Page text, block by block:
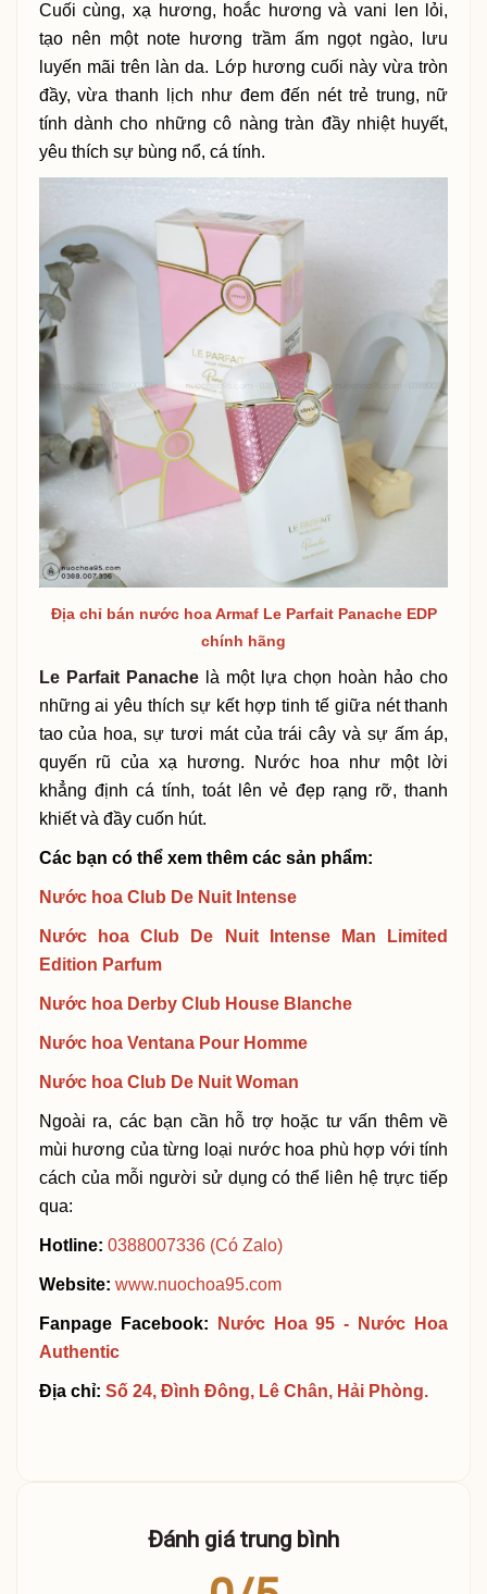
Cuối cùng, xạ hương, hoắc hương và vani len lỏi,
tạo nên một note hương trầm ấm ngọt ngào, lưu
luyến mãi trên làn da. Lớp hương cuối này vừa tròn
đầy, vừa thanh lịch như đem đến nét trẻ trung, nữ
tính dành cho những cô nàng tràn đầy nhiệt huyết,
yêu thích sự bùng nổ, cá tính.
Địa chỉ bán nước hoa Armaf Le Parfait Panache EDP
chính hãng
Le Parfait Panachelà một lựa chọn hoàn hảo cho
những ai yêu thích sự kết hợp tinh tế giữa nét thanh
tao của hoa, sự tươi mát của trái cây và sự ấm áp,
quyến rũ của xạ hương. Nước hoa như một lời
khẳng định cá tính, toát lên vẻ đẹp rạng rỡ, thanh
khiết và đầy cuốn hút.
Các bạn có thể xem thêm các sản phẩm:
Nước hoa Club De Nuit Intense
Nước hoa Club De Nuit Intense Man Limited
Edition Parfum
Nước hoa Derby Club House Blanche
Nước hoa Ventana Pour Homme
Nước hoa Club De Nuit Woman
Ngoài ra, các bạn cần hỗ trợ hoặc tư vấn thêm về
mùi hương của từng loại nước hoa phù hợp với tính
cách của mỗi người sử dụng có thể liên hệ trực tiếp
qua:
Hotline: 0388007336 (Có Zalo)
Website: www.nuochoa95.com
Fanpage Facebook:
Nước Hoa 95 - Nước Hoa
Authentic
Địa chỉ: Số 24, Đình Đông, Lê Chân, Hải Phòng.
Đánh giá trung bình